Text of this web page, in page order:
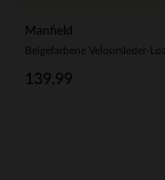
Manfield
Beigefarbene Veloursleder-
139.99